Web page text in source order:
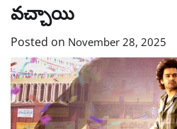
వచ్చాయి
Posted on November 28, 2025